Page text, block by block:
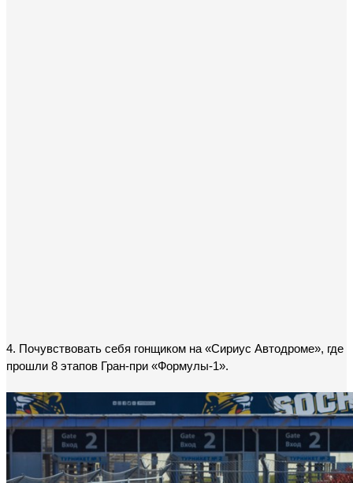
4. Почувствовать себя гонщиком на «Сириус Автодроме», где
прошли 8 этапов Гран-при «Формулы-1».